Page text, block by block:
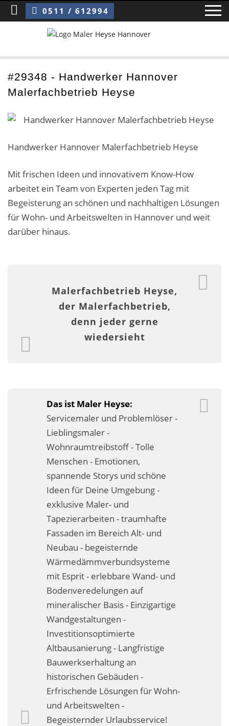
Sie sind hier:Handwerker Hannover Malerfachbetrieb Heyse
0511 / 612994
Home
Blog
Über uns ›
Über uns
Referenzen und Kundenbewertungen
Storytelling
Malerarbeiten in der Region
Leistungen ›
Altbausanierung
Der gesunde Raum
Echtmetalloptik
Fassadensanierung
Fugenlos
Kalkkind-Fachbetrieb – Sumpfkalk-Oberflächen
Malerarbeiten
Rostoptik
Tapezierarbeiten
Wandbegrünungen
Wärmedämmung / WDVS
Service ›
Entspannter Urlaubsservice
Business-Lösungen
Premium-Lösungen
#29348 - Handwerker Hannover
Malerfachbetrieb Heyse
Handwerker Hannover Malerfachbetrieb Heyse
Mit frischen Ideen und innovativem Know-How
arbeitet ein Team von Experten jeden Tag mit
Begeisterung an schönen und nachhaltigen Lösungen
für Wohn- und Arbeitswelten in Hannover und weit
darüber hinaus.
Malerfachbetrieb Heyse,
der Malerfachbetrieb,
denn jeder gerne
wiedersieht
Das ist Maler Heyse:
Servicemaler und Problemlöser -
Lieblingsmaler -
Wohnraumtreibstoff - Tolle
Menschen - Emotionen,
spannende Storys und schöne
Ideen für Deine Umgebung -
exklusive Maler- und
Tapezierarbeiten - traumhafte
Fassaden im Bereich Alt- und
Neubau - begeisternde
Wärmedämmverbundsysteme
mit Esprit - erlebbare Wand- und
Bodenveredelungen auf
mineralischer Basis - Einzigartige
Wandgestaltungen -
Investitionsoptimierte
Altbausanierung - Langfristige
Bauwerkserhaltung an
historischen Gebäuden -
Erfrischende Lösungen für Wohn-
und Arbeitswelten -
Begeisternder Urlaubsservice!